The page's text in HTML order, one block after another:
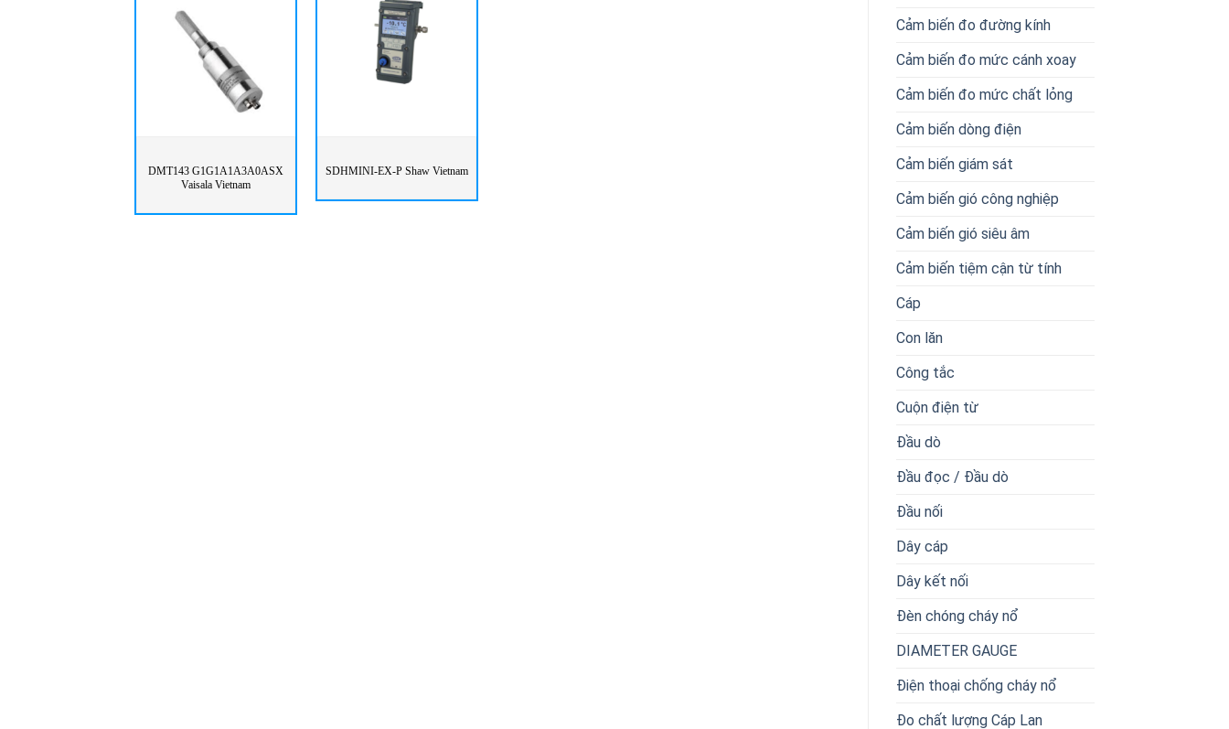
Cảm biến đo đường kính
Cảm biến đo mức cánh xoay
Cảm biến đo mức chất lỏng
Cảm biến dòng điện
Cảm biến giám sát
Cảm biến gió công nghiệp
Cảm biến gió siêu âm
Cảm biến tiệm cận từ tính
Cáp
Con lăn
Công tắc
Cuộn điện từ
Đầu dò
Đầu đọc / Đầu dò
Đầu nối
Dây cáp
Dây kết nối
Đèn chóng cháy nổ
DIAMETER GAUGE
Điện thoại chống cháy nổ
Đo chất lượng Cáp Lan
DMT143 G1G1A1A3A0ASX
Vaisala Vietnam
SDHMINI-EX-P Shaw Vietnam